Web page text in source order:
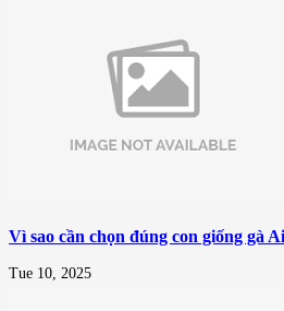
Vì sao cần chọn đúng con giống gà
Tue 10, 2025